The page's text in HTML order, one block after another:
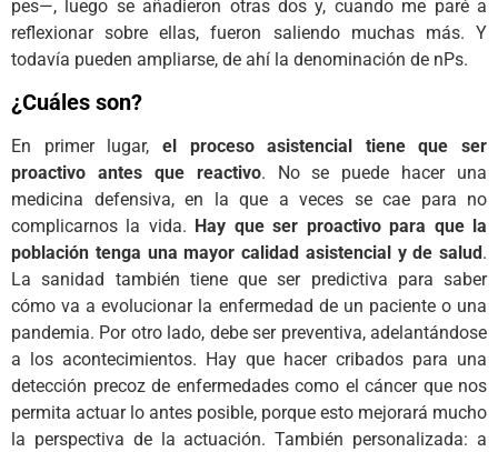
pes—, luego se añadieron otras dos y, cuando me paré a
reflexionar sobre ellas, fueron saliendo muchas más. Y
todavía pueden ampliarse, de ahí la denominación de nPs.
¿Cuáles son?
En primer lugar, el proceso asistencial tiene que ser
proactivo antes que reactivo. No se puede hacer una
medicina defensiva, en la que a veces se cae para no
complicarnos la vida. Hay que ser proactivo para que la
población tenga una mayor calidad asistencial y de salud .
La sanidad también tiene que ser predictiva para saber
cómo va a evolucionar la enfermedad de un paciente o una
pandemia. Por otro lado, debe ser preventiva, adelantándose
a los acontecimientos. Hay que hacer cribados para una
detección precoz de enfermedades como el cáncer que nos
permita actuar lo antes posible, porque esto mejorará mucho
la perspectiva de la actuación. También personalizada: a